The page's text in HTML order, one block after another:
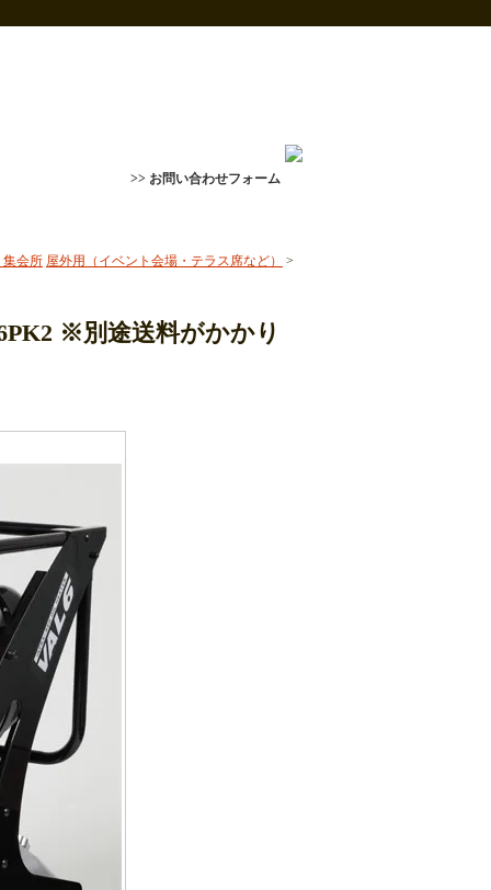
>> お問い合わせフォーム
集会所 屋外用（イベント会場・テラス席など）
>
※別途送料がかかり